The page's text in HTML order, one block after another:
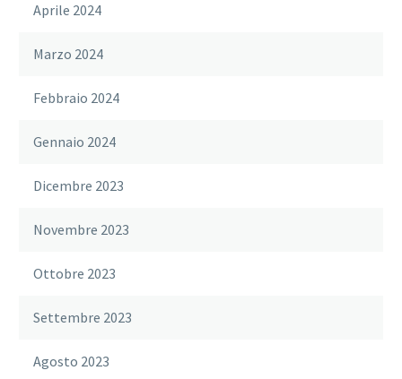
Aprile 2024
Marzo 2024
Febbraio 2024
Gennaio 2024
Dicembre 2023
Novembre 2023
Ottobre 2023
Settembre 2023
Agosto 2023